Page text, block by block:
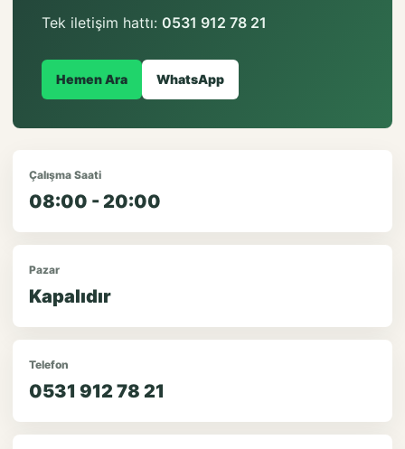
Tek iletişim hattı: 0531 912 78 21
Hemen Ara WhatsApp
Çalışma Saati
08:00 - 20:00
Pazar
Kapalıdır
Telefon
0531 912 78 21